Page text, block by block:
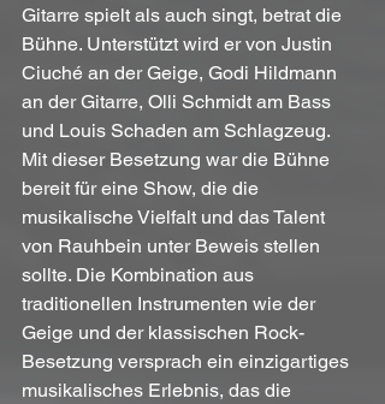
Gitarre spielt als auch singt, betrat die
Bühne. Unterstützt wird er von Justin
Ciuché an der Geige, Godi Hildmann
an der Gitarre, Olli Schmidt am Bass
und Louis Schaden am Schlagzeug.
Mit dieser Besetzung war die Bühne
bereit für eine Show, die die
musikalische Vielfalt und das Talent
von Rauhbein unter Beweis stellen
sollte. Die Kombination aus
traditionellen Instrumenten wie der
Geige und der klassischen Rock-
Besetzung versprach ein einzigartiges
musikalisches Erlebnis, das die